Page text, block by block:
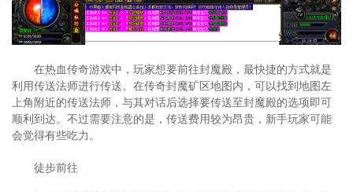
在热血传奇游戏中，玩家想要前往封魔殿，最快捷的方式就是
利用传送法师进行传送。在传奇封魔矿区地图内，可以找到地图左
上角附近的传送法师，与其对话后选择要传送至封魔殿的选项即可
顺利到达。不过需要注意的是，传送费用较为昂贵，新手玩家可能
会觉得有些吃力。
徒步前往